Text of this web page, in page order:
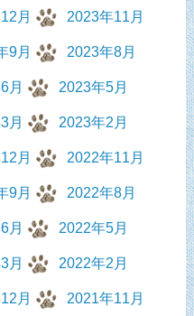
月 2023年11月
9月 2023年8月
月 2023年5月
月 2023年2月
月 2022年11月
9月 2022年8月
月 2022年5月
月 2022年2月
月 2021年11月